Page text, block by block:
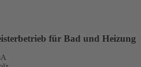
für Bad und Heizung